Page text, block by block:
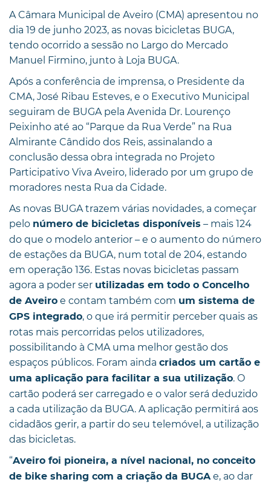
A Câmara Municipal de Aveiro (CMA) apresentou no
dia 19 de junho 2023, as novas bicicletas BUGA,
tendo ocorrido a sessão no Largo do Mercado
Manuel Firmino, junto à Loja BUGA.
Após a conferência de imprensa, o Presidente da
CMA, José Ribau Esteves, e o Executivo Municipal
seguiram de BUGA pela Avenida Dr. Lourenço
Peixinho até ao “Parque da Rua Verde” na Rua
Almirante Cândido dos Reis, assinalando a
conclusão dessa obra integrada no Projeto
Participativo Viva Aveiro, liderado por um grupo de
moradores nesta Rua da Cidade.
As novas BUGA trazem várias novidades, a começar
pelo número de bicicletas disponíveis – mais 124
do que o modelo anterior – e o aumento do número
de estações da BUGA, num total de 204, estando
em operação 136. Estas novas bicicletas passam
agora a poder ser utilizadas em todo o Concelho
de Aveiro e contam também com um sistema de
GPS integrado, o que irá permitir perceber quais as
rotas mais percorridas pelos utilizadores,
possibilitando à CMA uma melhor gestão dos
espaços públicos. Foram ainda criados um cartão e
uma aplicação para facilitar a sua utilização. O
cartão poderá ser carregado e o valor será deduzido
a cada utilização da BUGA. A aplicação permitirá aos
cidadãos gerir, a partir do seu telemóvel, a utilização
das bicicletas.
“Aveiro foi pioneira, a nível nacional, no conceito
de bike sharing com a criação da BUGA e, ao dar